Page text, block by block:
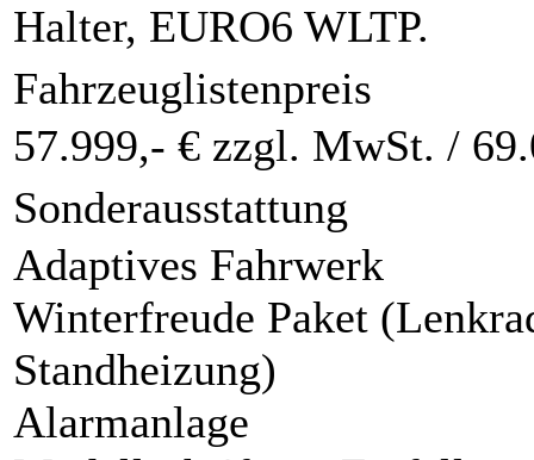
Halter, EURO6 WLTP.
Fahrzeuglistenpreis
57.999,- € zzgl. MwSt. /
Sonderausstattung
Adaptives Fahrwerk
Winterfreude Paket
Standheizung)
Alarmanlage